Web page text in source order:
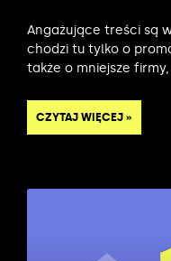
Angażujące treści są
chodzi tu tylko o
także o mniejsze
CZYTAJ WIĘCEJ »